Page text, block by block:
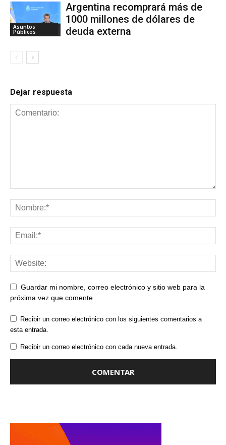
Asuntos
Públicos
Argentina recomprará más de
1000 millones de dólares de
deuda externa
Dejar respuesta
Guardar mi nombre, correo electrónico y sitio web para la
próxima vez que comente
Recibir un correo electrónico con los siguientes comentarios a
esta entrada.
Recibir un correo electrónico con cada nueva entrada.